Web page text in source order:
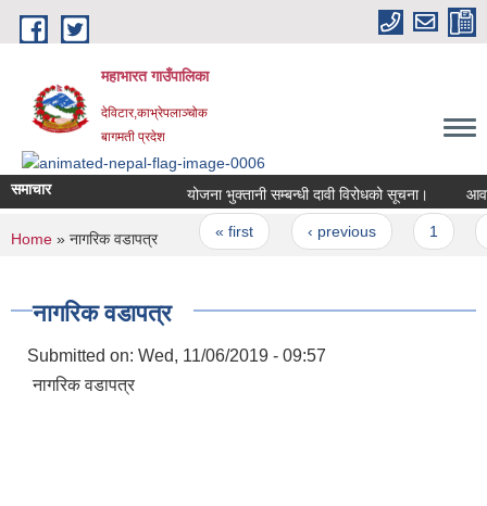
Skip to main content
महाभारत गाउँपालिका
देविटार,काभ्रेपलाञ्चोक
बागमती प्रदेश
समाचार योजना भुक्तानी सम्बन्धी दावी विरोधको सूचना।
Pages
« first ‹ previous
You are here
Home » नागरिक वडापत्र
नागरिक वडापत्र
Submitted on: Wed, 11/06/2019 - 09:57
नागरिक वडापत्र